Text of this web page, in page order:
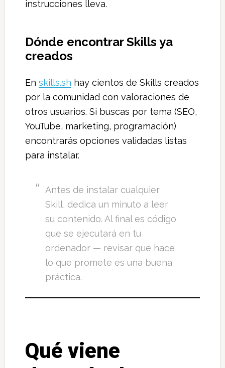
instrucciones lleva.
Dónde encontrar Skills ya
creados
En skills.sh hay cientos de Skills creados
por la comunidad con valoraciones de
otros usuarios. Si buscas por tema (SEO,
YouTube, marketing, programación)
encontrarás opciones validadas listas
para instalar.
Antes de instalar cualquier
Skill, dedica un minuto a leer
su contenido. Al final es código
que se ejecutará en tu
ordenador — revisar que hace
lo que promete es una buena
práctica.
Qué viene